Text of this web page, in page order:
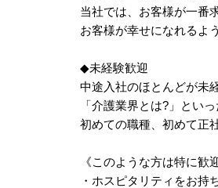
当社では、お客様が一番
お客様が幸せになれるよ
◆未経験歓迎
中途入社のほとんどが未
「介護業界とは?」とい
初めての職種、初めて正
《このような方は特に歓
・ホスピタリティをお持